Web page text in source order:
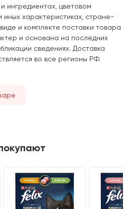
ингредиентах, цветовом
иных характеристиках, стране-
и комплекте поставки товара
и основана на последних
сведениях. Доставка
во все регионы РФ.